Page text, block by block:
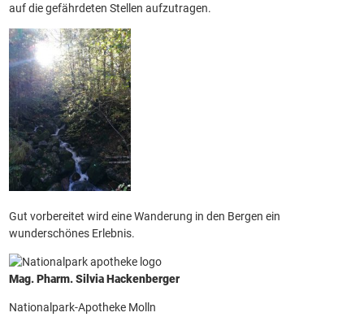
auf die gefährdeten Stellen aufzutragen.
Gut vorbereitet wird eine Wanderung in den Bergen ein
wunderschönes Erlebnis.
Mag. Pharm. Silvia Hackenberger
Nationalpark-Apotheke Molln